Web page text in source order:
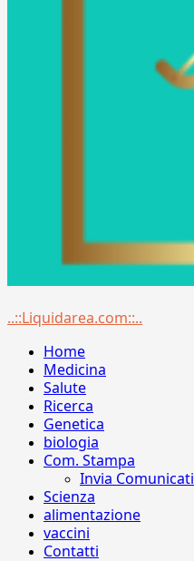
Menu
..::Liquidarea.com::..
Home
Medicina
Salute
Ricerca
Genetica
biologia
Com. Stampa
Invia Comunicati
Scienza
alimentazione
vaccini
Contatti